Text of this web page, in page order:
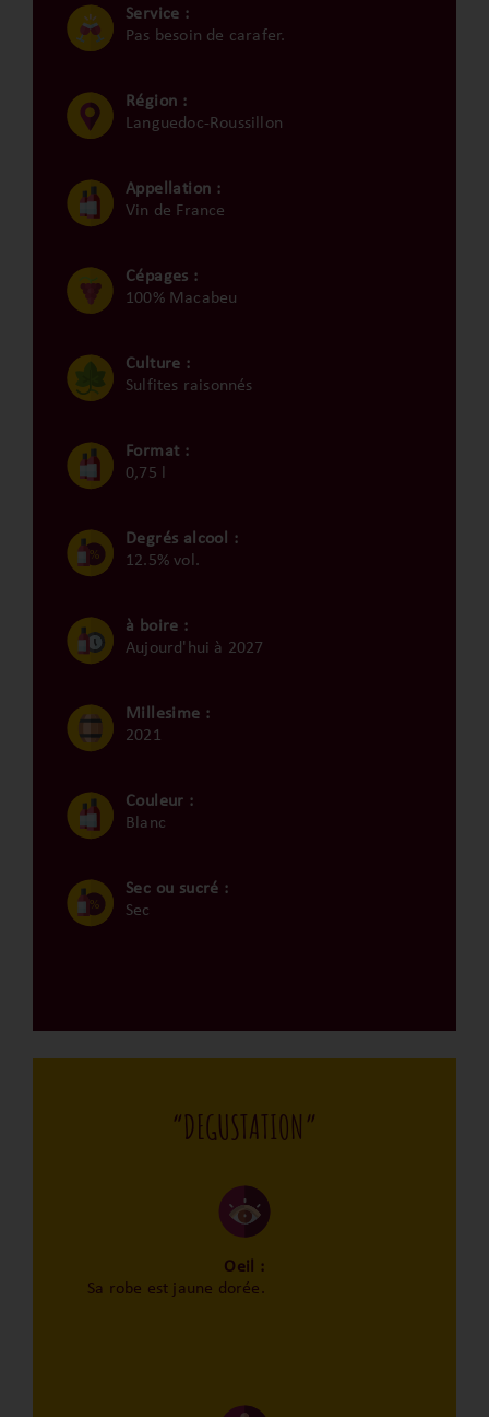
Service :
Pas besoin de carafer.
Région :
Languedoc-Roussillon
Appellation :
Vin de France
Cépages :
100% Macabeu
Culture :
Sulfites raisonnés
Format :
0,75 l
Degrés alcool :
12.5% vol.
à boire :
Aujourd'hui à 2027
Millesime :
2021
Couleur :
Blanc
Sec ou sucré :
Sec
“DEGUSTATION”
Oeil :
Sa robe est jaune dorée.